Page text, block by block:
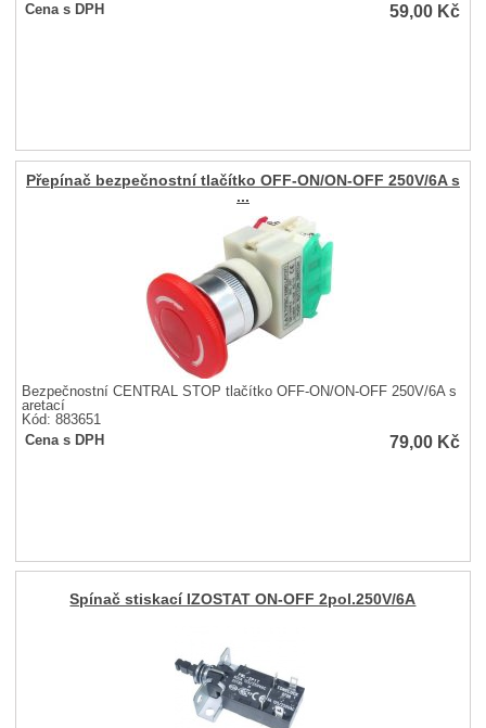
Cena s DPH
59,00 Kč
Přepínač bezpečnostní tlačítko OFF-ON/ON-OFF 250V/6A s
...
Bezpečnostní CENTRAL STOP tlačítko OFF-ON/ON-OFF 250V/6A s
aretací
Kód: 883651
Cena s DPH
79,00 Kč
Spínač stiskací IZOSTAT ON-OFF 2pol.250V/6A